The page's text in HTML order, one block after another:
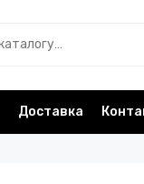
Доставка